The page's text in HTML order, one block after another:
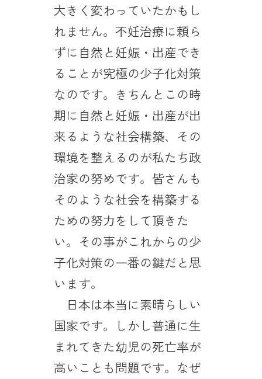
大きく変わっていたかもし
れません。不妊治療に頼ら
ずに自然と妊娠・出産でき
ることが究極の少子化対策
なのです。きちんとこの時
期に自然と妊娠・出産が出
来るような社会構築、その
環境を整えるのが私たち政
治家の努めです。皆さんも
そのような社会を構築する
ための努力をして頂きた
い。その事がこれからの少
子化対策の一番の鍵だと思
います。
日本は本当に素晴らしい
国家です。しかし普通に生
まれてきた幼児の死亡率が
高いことも問題です。なぜ